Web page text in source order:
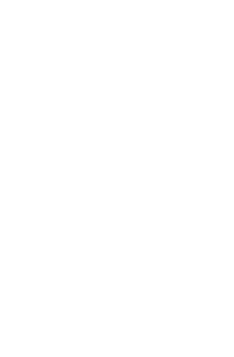
كن أول من يعلم عن آخر